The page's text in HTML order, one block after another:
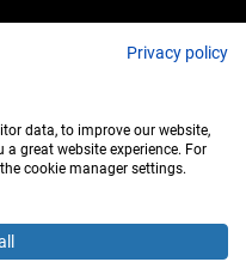
Privacy policy
data, to improve our website,
great website experience. For
cookie manager settings.